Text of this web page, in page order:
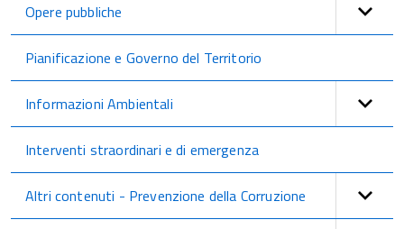
Opere pubbliche
Pianificazione e Governo del Territorio
Informazioni Ambientali
Interventi straordinari e di emergenza
Altri contenuti - Prevenzione della Corruzione